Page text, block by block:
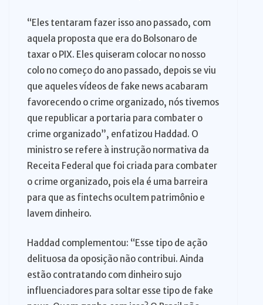
“Eles tentaram fazer isso ano passado, com
aquela proposta que era do Bolsonaro de
taxar o PIX. Eles quiseram colocar no nosso
colo no começo do ano passado, depois se viu
que aqueles vídeos de fake news acabaram
favorecendo o crime organizado, nós tivemos
que republicar a portaria para combater o
crime organizado”, enfatizou Haddad. O
ministro se refere à instrução normativa da
Receita Federal que foi criada para combater
o crime organizado, pois ela é uma barreira
para que as fintechs ocultem patrimônio e
lavem dinheiro.
Haddad complementou: “Esse tipo de ação
delituosa da oposição não contribui. Ainda
estão contratando com dinheiro sujo
influenciadores para soltar esse tipo de fake